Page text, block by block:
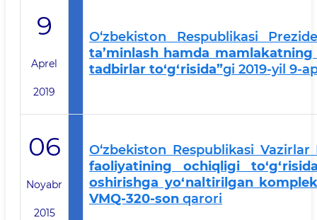
9
Aprel
2019
O‘zbekiston Respublikasi
ta’minlash hamda
tadbirlar to‘g‘risida”gi 2019-yil 9-
06
Noyabr
2015
O‘zbekiston Respublikasi
faoliyatining ochiqligi
oshirishga yo‘naltirilgan
VMQ-320-son qarori